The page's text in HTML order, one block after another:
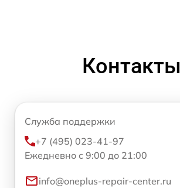
Контакты
Служба поддержки
+7 (495) 023-41-97
Ежедневно с 9:00 до 21:00
info@oneplus-repair-center.ru